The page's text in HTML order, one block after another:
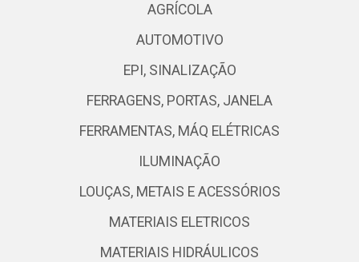
AGRÍCOLA
AUTOMOTIVO
EPI, SINALIZAÇÃO
FERRAGENS, PORTAS, JANELA
FERRAMENTAS, MÁQ ELÉTRICAS
ILUMINAÇÃO
LOUÇAS, METAIS E ACESSÓRIOS
MATERIAIS ELETRICOS
MATERIAIS HIDRÁULICOS